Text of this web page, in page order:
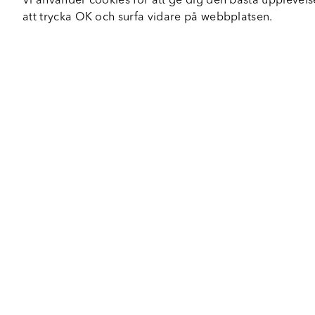
att trycka OK och surfa vidare på webbplatsen.